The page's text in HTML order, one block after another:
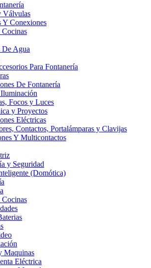
Válvulas
Y Conexiones
De Agua
Para Fontanería
De Fontanería
Focos y Luces
y Proyectos
Eléctricas
Contactos, Portalámparas y Clavijas
Y Multicontactos
y Seguridad
(Domótica)
Maquinas
Eléctrica